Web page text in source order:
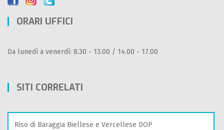
ORARI UFFICI
Da lunedì a venerdì: 8.30 - 13.00 / 14.00 - 17.00
SITI CORRELATI
Riso di Baraggia Biellese e Vercellese DOP